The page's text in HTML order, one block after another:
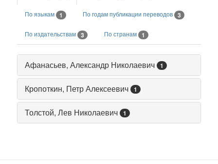
По языкам 1 По годам публикации переводов 3
По издательствам 3 По странам 1
Афанасьев, Александр Николаевич 1
Кропоткин, Петр Алексеевич 1
Толстой, Лев Николаевич 1